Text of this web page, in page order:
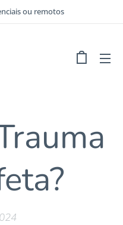
ou remotos